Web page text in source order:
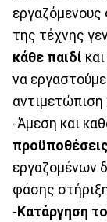
της τέχνης
κάθε παιδί
να
αντιμετώπιση
-Άμεση και
προϋποθέσεις
εργαζομένων
φάσης
-Κατάργηση